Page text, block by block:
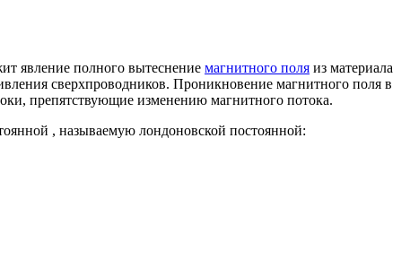
явление полного вытеснение магнитного поля из материала
сверхпроводников. Проникновение магнитного поля в
препятствующие изменению магнитного потока.
, называемую лондоновской постоянной: